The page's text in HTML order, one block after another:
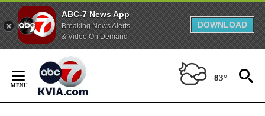
ABC-7 News App
Breaking News Alerts
& Video On Demand
DOWNLOAD
Content
83°